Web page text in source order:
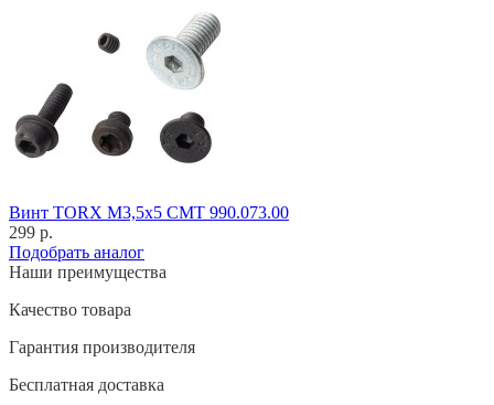
Винт TORX M3,5x5 CMT 990.073.00
299 р.
Подобрать аналог
Наши преимущества
Качество товара
Гарантия производителя
Бесплатная доставка